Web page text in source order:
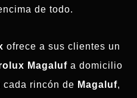
de todo.
ofrece a sus clientes un
Magaluf a domicilio
cada rincón de Magaluf,